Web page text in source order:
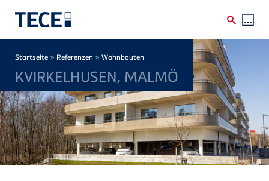
Breadcrumb
Startseite » Referenzen » Wohnbauten
KVIRKELHUSEN, MALMÖ